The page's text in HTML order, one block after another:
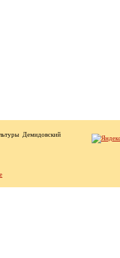
Демидовский